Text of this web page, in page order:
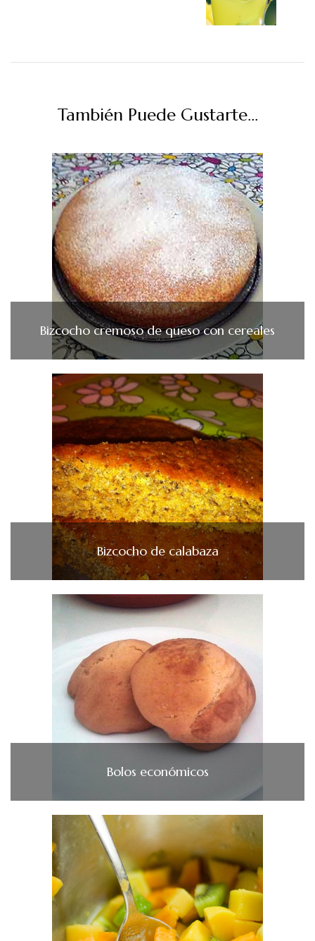
También Puede Gustarte...
Bizcocho cremoso de queso con cereales
Bizcocho de calabaza
Bolos económicos